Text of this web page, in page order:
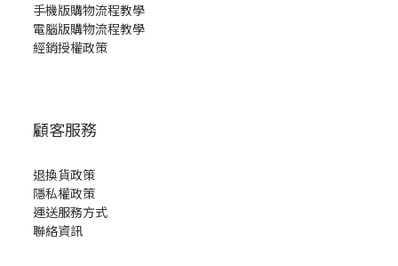
手機版購物流程教學
電腦版購物流程教學
經銷授權政策
顧客服務
退換貨政策
隱私權政策
運送服務方式
聯絡資訊